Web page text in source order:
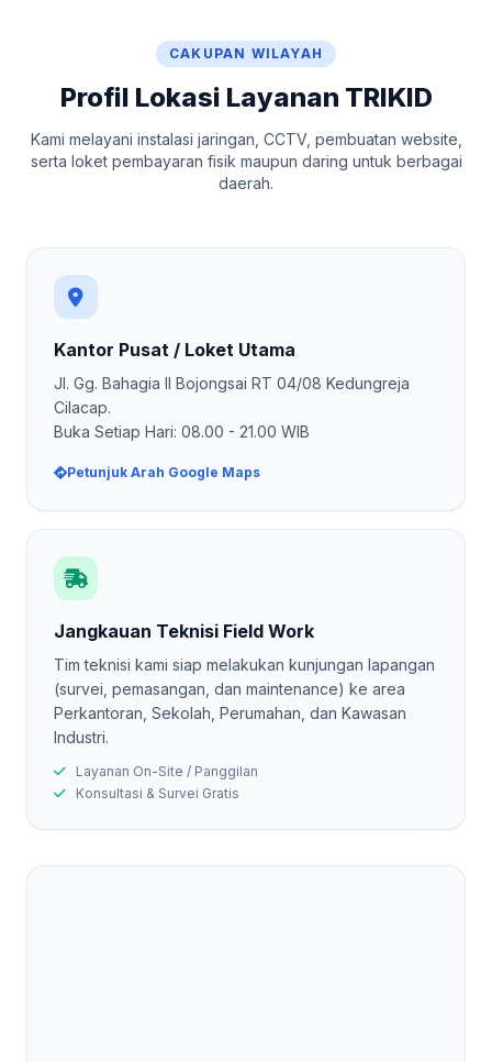
CAKUPAN WILAYAH
Profil Lokasi Layanan TRIKID
Kami melayani instalasi jaringan, CCTV, pembuatan website,
serta loket pembayaran fisik maupun daring untuk berbagai
daerah.
Kantor Pusat / Loket Utama
Jl. Gg. Bahagia II Bojongsai RT 04/08 Kedungreja
Cilacap.
Buka Setiap Hari: 08.00 - 21.00 WIB
Petunjuk Arah Google Maps
Jangkauan Teknisi Field Work
Tim teknisi kami siap melakukan kunjungan lapangan
(survei, pemasangan, dan maintenance) ke area
Perkantoran, Sekolah, Perumahan, dan Kawasan
Industri.
Layanan On-Site / Panggilan
Konsultasi & Survei Gratis